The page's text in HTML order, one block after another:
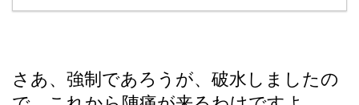
さあ、強制であろうが、破水しましたの